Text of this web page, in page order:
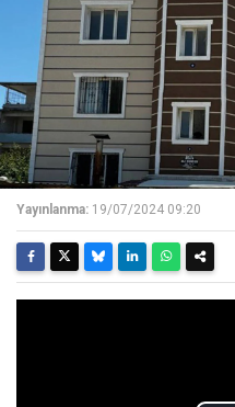
Yayınlanma: 19/07/2024 09:20